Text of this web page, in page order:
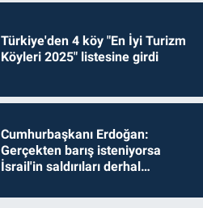
Türkiye'den 4 köy "En İyi Turizm
Köyleri 2025" listesine girdi
Cumhurbaşkanı Erdoğan:
Gerçekten barış isteniyorsa
İsrail'in saldırıları derhal